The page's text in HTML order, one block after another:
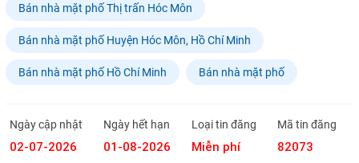
Bán nhà mặt phố Thị trấn Hóc Môn
Bán nhà mặt phố Huyện Hóc Môn, Hồ Chí Minh
Bán nhà mặt phố Hồ Chí Minh Bán nhà mặt phố
Ngày cập nhật
02-07-2026
Ngày hết hạn
01-08-2026
Loại tin đăng
Miễn phí
Mã tin đăng
82073